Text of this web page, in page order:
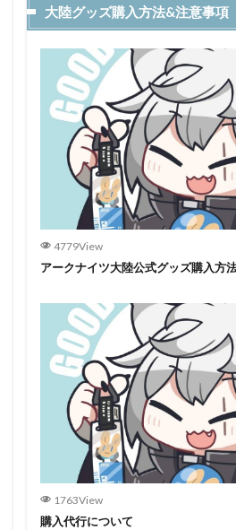
大陸グッズ購入方法&注意事項
4779View
アークナイツ大陸公式グッズ購入方
1763View
購入代行について